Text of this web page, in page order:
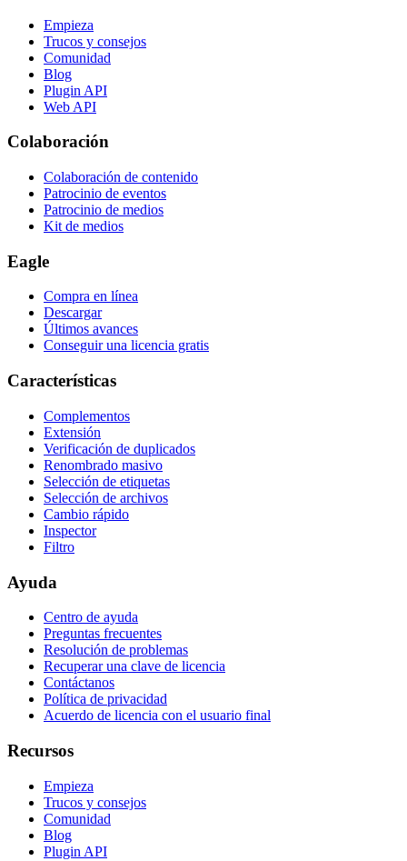
Empieza
Trucos y consejos
Comunidad
Blog
Plugin API
Web API
Colaboración
Colaboración de contenido
Patrocinio de eventos
Patrocinio de medios
Kit de medios
Eagle
Compra en línea
Descargar
Últimos avances
Conseguir una licencia gratis
Características
Complementos
Extensión
Verificación de duplicados
Renombrado masivo
Selección de etiquetas
Selección de archivos
Cambio rápido
Inspector
Filtro
Ayuda
Centro de ayuda
Preguntas frecuentes
Resolución de problemas
Recuperar una clave de licencia
Contáctanos
Política de privacidad
Acuerdo de licencia con el usuario final
Recursos
Empieza
Trucos y consejos
Comunidad
Blog
Plugin API